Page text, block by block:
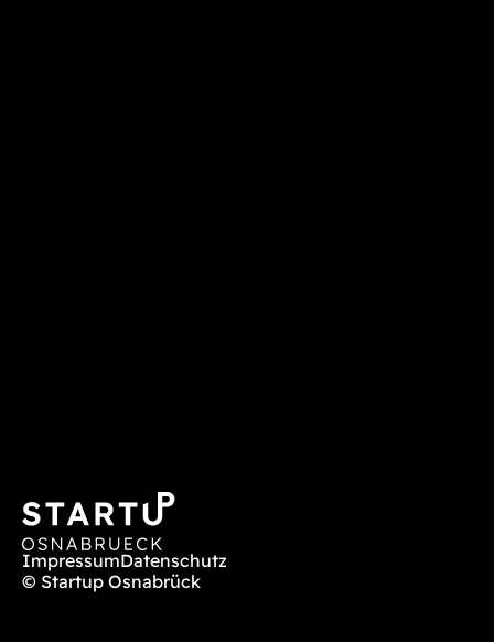
ImpressumDatenschutz
© Startup Osnabrück